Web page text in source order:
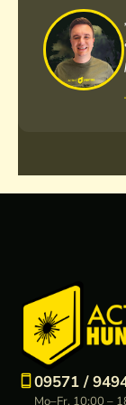
09571 /
Mo–Fr, 10:00 –